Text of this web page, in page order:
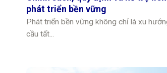
phát triển bền vững
Phát triển bền vững không chỉ là xu
cầu tất...